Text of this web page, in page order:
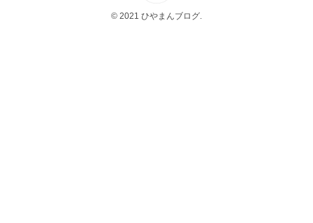
© 2021 ひやまんブログ.